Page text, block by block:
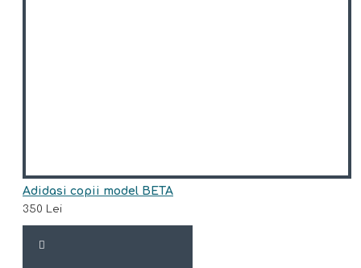
Adidasi copii model BETA
350 Lei